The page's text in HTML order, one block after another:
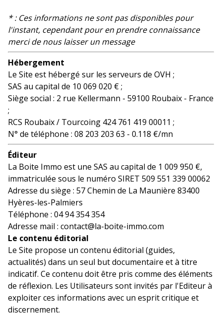
* : Ces informations ne sont pas disponibles pour
l'instant, cependant pour en prendre connaissance
merci de nous laisser un message
Hébergement
Le Site est hébergé sur les serveurs de OVH ;
SAS au capital de 10 069 020 € ;
Siège social : 2 rue Kellermann - 59100 Roubaix - France
;
RCS Roubaix / Tourcoing 424 761 419 00011 ;
N° de téléphone : 08 203 203 63 - 0.118 €/mn
Éditeur
La Boite Immo est une SAS au capital de 1 009 950 €,
immatriculée sous le numéro SIRET 509 551 339 00062
Adresse du siège : 57 Chemin de La Maunière 83400
Hyères-les-Palmiers
Téléphone : 04 94 354 354
Adresse mail : contact@la-boite-immo.com
Le contenu éditorial
Le Site propose un contenu éditorial (guides,
actualités) dans un seul but documentaire et à titre
indicatif. Ce contenu doit être pris comme des éléments
de réflexion. Les Utilisateurs sont invités par l'Editeur à
exploiter ces informations avec un esprit critique et
discernement.